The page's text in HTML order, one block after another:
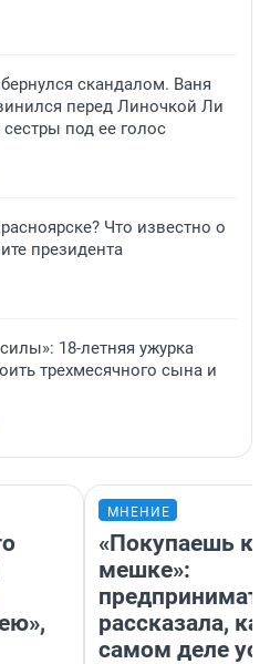
скандалом. Ваня
перед Линочкой Ли
под ее голос
Что известно о
президента
18-летняя ужурка
трехмесячного сына и
МНЕНИЕ
«Покупаешь
мешке»:
рассказала,
самом деле